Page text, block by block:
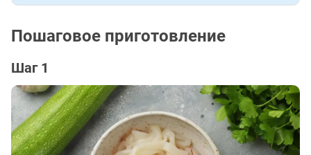
Пошаговое приготовление
Шаг 1